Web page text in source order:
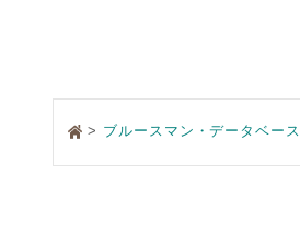
> ブルースマン・データベース